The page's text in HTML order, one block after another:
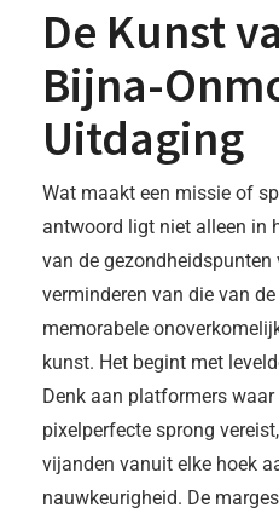
De Kunst
Bijna-
Uitdaging
Wat maakt een missie of
antwoord ligt niet alleen in
van de
verminderen van die van de
memorabele
kunst. Het begint met
Denk aan platformers
pixelperfecte sprong
vijanden vanuit elke hoek
nauwkeurigheid. De